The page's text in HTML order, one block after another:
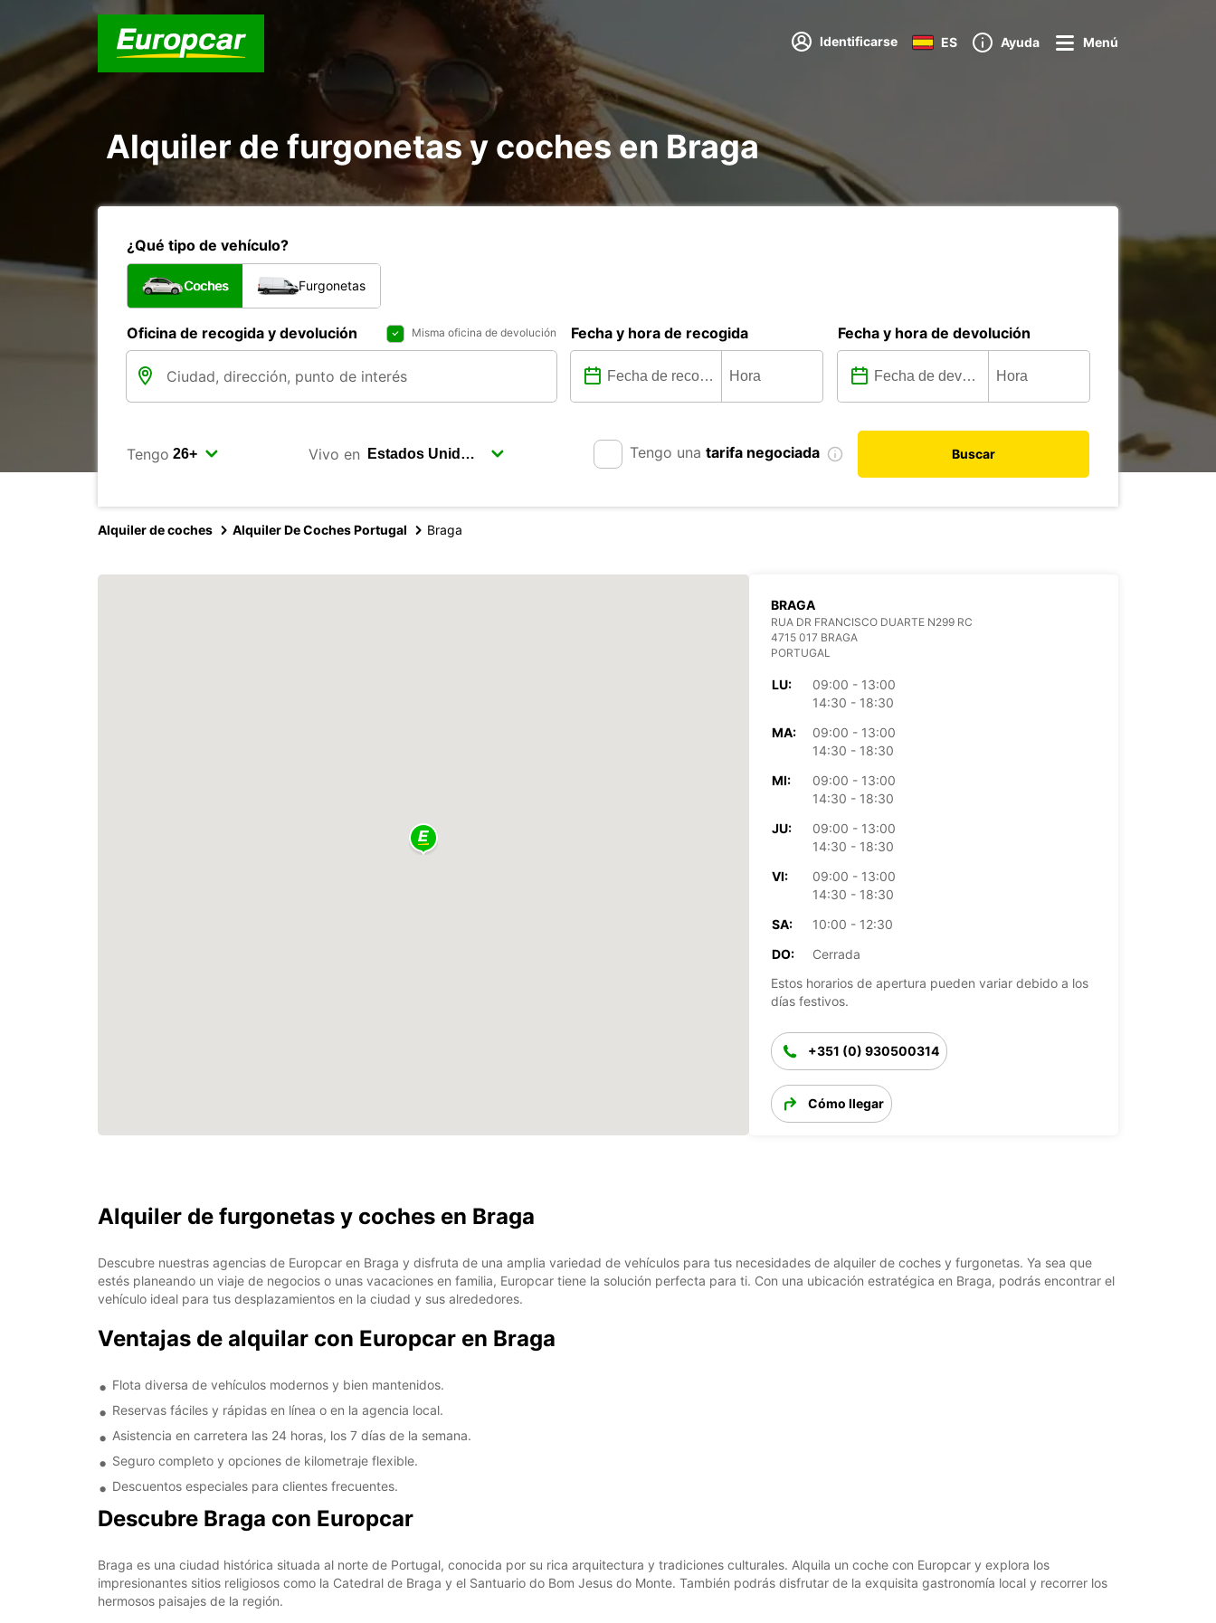
Identificarse ES Ayuda Menú
Alquiler de furgonetas y coches en Braga
¿Qué tipo de vehículo?
Coches Furgonetas
Oficina de recogida y devolución Misma oficina de devolución Fecha y hora de recogida Fecha y hora de devolución
Tengo Vivo en Tengo una tarifa negociada Buscar
Alquiler de coches Alquiler De Coches Portugal Braga
BRAGA
RUA DR FRANCISCO DUARTE N299 RC
4715 017 BRAGA
PORTUGAL
LU:
09:00 - 13:00
14:30 - 18:30
MA:
09:00 - 13:00
14:30 - 18:30
MI:
09:00 - 13:00
14:30 - 18:30
JU:
09:00 - 13:00
14:30 - 18:30
VI:
09:00 - 13:00
14:30 - 18:30
SA:
10:00 - 12:30
DO:
Cerrada
Estos horarios de apertura pueden variar debido a los
días festivos.
+351 (0) 930500314
Cómo llegar
Alquiler de furgonetas y coches en Braga
Descubre nuestras agencias de Europcar en Braga y disfruta de una amplia variedad de vehículos para tus necesidades de alquiler de coches y furgonetas. Ya sea que
estés planeando un viaje de negocios o unas vacaciones en familia, Europcar tiene la solución perfecta para ti. Con una ubicación estratégica en Braga, podrás encontrar el
vehículo ideal para tus desplazamientos en la ciudad y sus alrededores.
Ventajas de alquilar con Europcar en Braga
Flota diversa de vehículos modernos y bien mantenidos.
Reservas fáciles y rápidas en línea o en la agencia local.
Asistencia en carretera las 24 horas, los 7 días de la semana.
Seguro completo y opciones de kilometraje flexible.
Descuentos especiales para clientes frecuentes.
Descubre Braga con Europcar
Braga es una ciudad histórica situada al norte de Portugal, conocida por su rica arquitectura y tradiciones culturales. Alquila un coche con Europcar y explora los
impresionantes sitios religiosos como la Catedral de Braga y el Santuario do Bom Jesus do Monte. También podrás disfrutar de la exquisita gastronomía local y recorrer los
hermosos paisajes de la región.